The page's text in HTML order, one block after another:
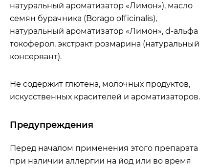
натуральный ароматизатор «Лимон»), масло
семян бурачника (Borago officinalis),
натуральный ароматизатор «Лимон», d-альфа
токоферол, экстракт розмарина (натуральный
консервант).
Не содержит глютена, молочных продуктов,
искусственных красителей и ароматизаторов.
Предупреждения
Перед началом применения этого препарата
при наличии аллергии на йод или во время